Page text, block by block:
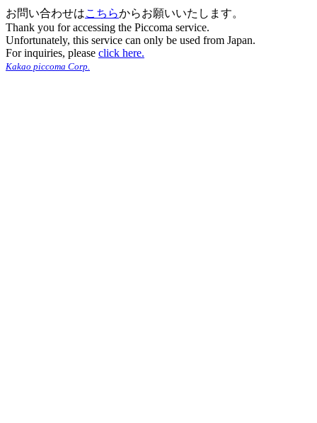
お問い合わせはこちらからお願いいたします。
Thank you for accessing the Piccoma service.
Unfortunately, this service can only be used from Japan.
For inquiries, please click here.
Kakao piccoma Corp.